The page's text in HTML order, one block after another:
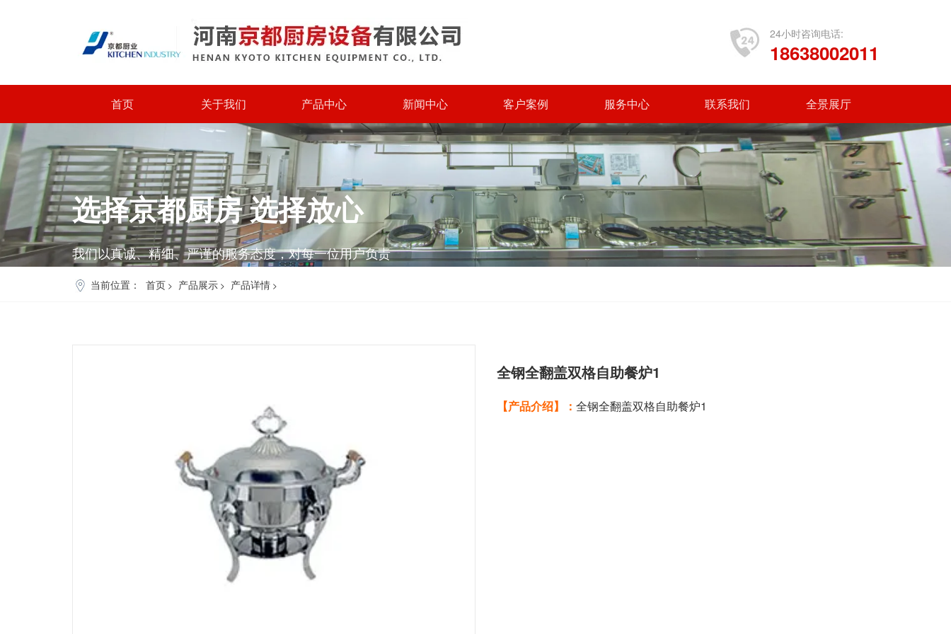
24小时咨询电话:
18638002011
首页 关于我们 产品中心 新闻中心 客户案例 服务中心 联系我们 全景展厅
选择京都厨房选择放心
我们以真诚、精细、严谨的服务态度，对每一位用户负责
当前位置： 首页 > 产品展示 > 产品详情 >
全钢全翻盖双格自助餐炉1
【产品介绍】： 全钢全翻盖双格自助餐炉1